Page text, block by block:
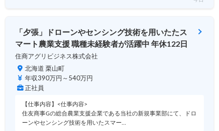
「夕張」ドローンやセンシング技術を用いたたス
マート農業支援 職種未経験者が活躍中 年休122日
住商アグリビジネス株式会社
北海道 栗山町
年収390万円～540万円
正社員
【仕事内容】<仕事内容>
住友商事Gの総合農業支援企業である当社の新規事業部にて、ドロ
ーンやセンシング技術を用いたスマー…